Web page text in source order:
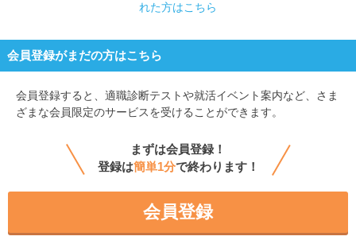
れた方はこちら
会員登録がまだの方はこちら
会員登録すると、 適職診断テストや就活イベント案内など、さま
ざまな会員限定のサービスを受けることができます。
まずは会員登録！
登録は簡単1分で終わります！
会員登録